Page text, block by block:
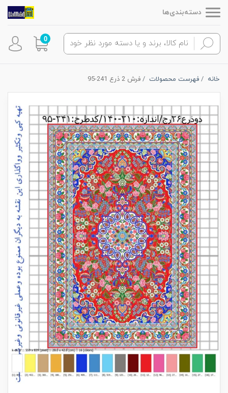
دسته‌بندی‌ها
0
خانه فهرست محصولات فرش 2 ذرع 241-95